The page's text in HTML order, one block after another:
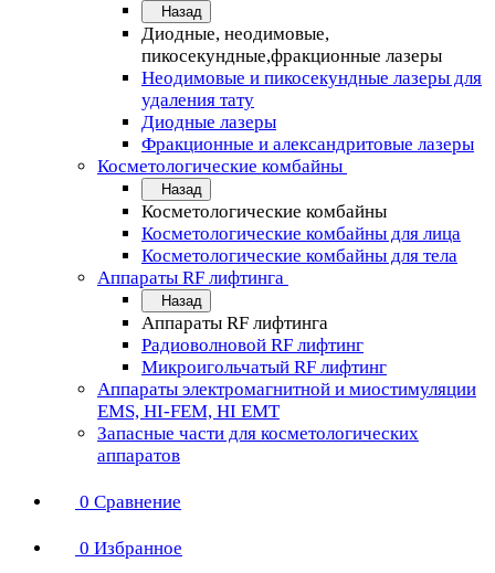
Назад
Диодные, неодимовые,
пикосекундные,фракционные лазеры
Неодимовые и пикосекундные лазеры для
удаления тату
Диодные лазеры
Фракционные и александритовые лазеры
Косметологические комбайны
Назад
Косметологические комбайны
Косметологические комбайны для лица
Косметологические комбайны для тела
Аппараты RF лифтинга
Назад
Аппараты RF лифтинга
Радиоволновой RF лифтинг
Микроигольчатый RF лифтинг
Аппараты электромагнитной и миостимуляции
EMS, HI-FEM, HI EMT
Запасные части для косметологических
аппаратов
0 Сравнение
0 Избранное